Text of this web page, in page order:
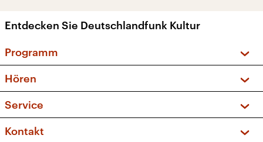
Entdecken Sie Deutschlandfunk Kultur
Programm
Sendungen und Podcasts
Musikliste
Kakadu – Das Kinderprogramm
Hören
Frequenzen (UKW + DAB+)
Service
FAQ
Kontakt